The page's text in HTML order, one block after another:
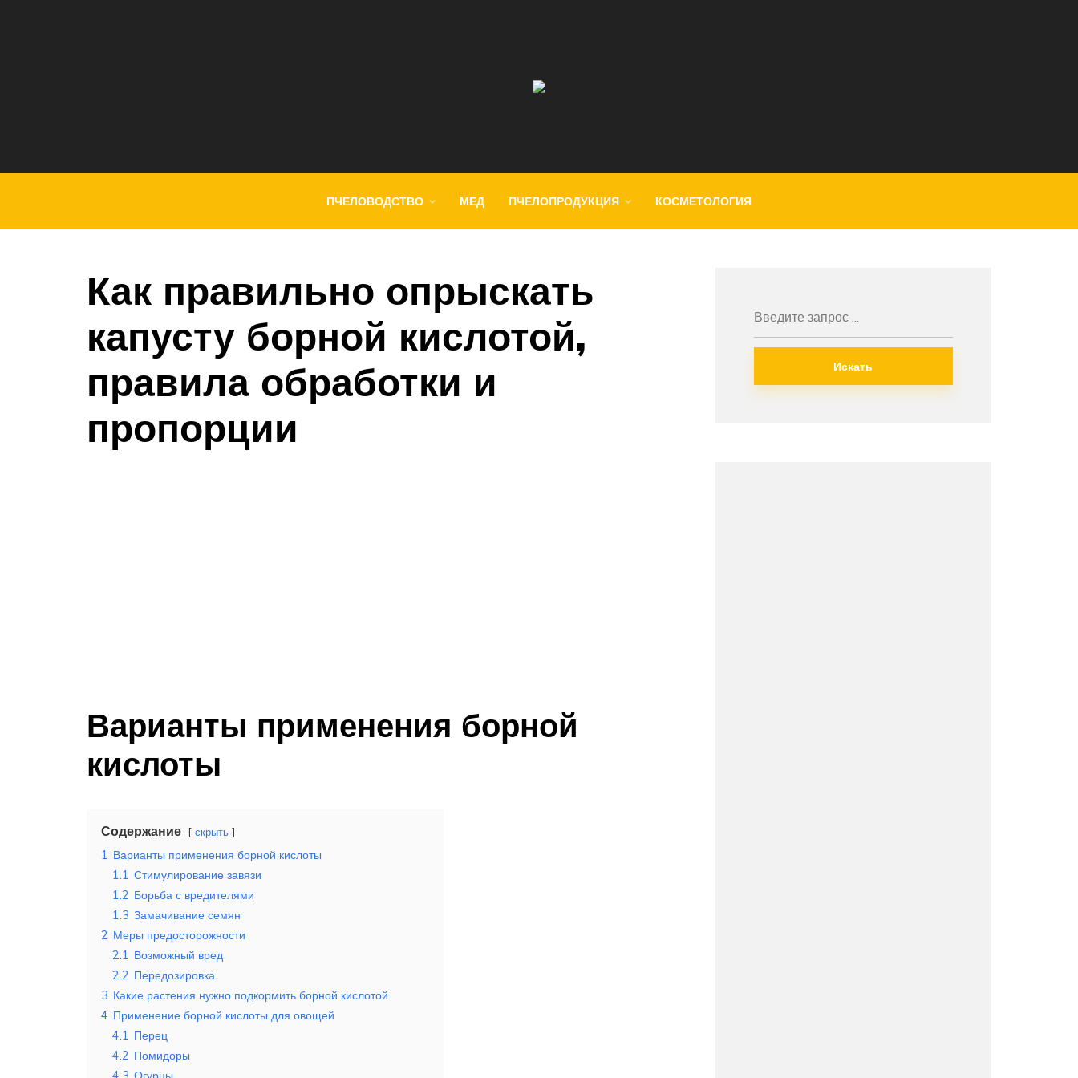
ПЧЕЛОВОДСТВО МЕД ПЧЕЛОПРОДУКЦИЯ КОСМЕТОЛОГИЯ
Как правильно опрыскать
капусту борной кислотой,
правила обработки и
пропорции
Варианты применения борной
кислоты
Содержание скрыть
1 Варианты применения борной кислоты
1.1 Стимулирование завязи
1.2 Борьба с вредителями
1.3 Замачивание семян
2 Меры предосторожности
2.1 Возможный вред
2.2 Передозировка
3 Какие растения нужно подкормить борной кислотой
4 Применение борной кислоты для овощей
4.1 Перец
4.2 Помидоры
Искать